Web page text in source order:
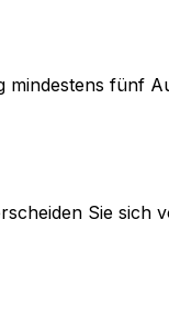
mindestens fünf
Sie sich